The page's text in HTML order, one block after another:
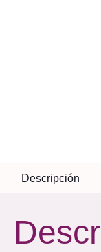
Descripción